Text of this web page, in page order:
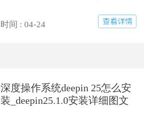
时间 : 04-24
深度操作系统deepin 25怎么安
装_deepin25.1.0安装详细图文